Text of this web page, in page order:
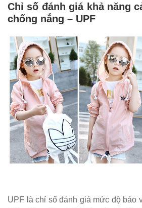
Chỉ số đánh giá khả năng
chống nắng – UPF
UPF là chỉ số đánh giá mức độ bảo